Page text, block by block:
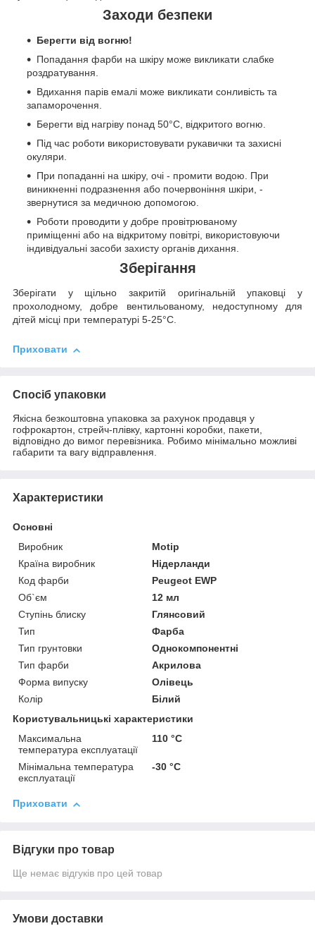
Заходи безпеки
Берегти від вогню!
Попадання фарби на шкіру може викликати слабке
роздратування.
Вдихання парів емалі може викликати сонливість та
запаморочення.
Берегти від нагріву понад 50°C, відкритого вогню.
Під час роботи використовувати рукавички та захисні
окуляри.
При попаданні на шкіру, очі - промити водою. При
виникненні подразнення або почервоніння шкіри, -
звернутися за медичною допомогою.
Роботи проводити у добре провітрюваному
приміщенні або на відкритому повітрі, використовуючи
індивідуальні засоби захисту органів дихання.
Зберігання
Зберігати у щільно закритій оригінальній упаковці у
прохолодному, добре вентильованому, недоступному для
дітей місці при температурі 5-25°C.
Приховати
Спосіб упаковки
Якісна безкоштовна упаковка за рахунок продавця у
гофрокартон, стрейч-плівку, картонні коробки, пакети,
відповідно до вимог перевізника. Робимо мінімально можливі
габарити та вагу відправлення.
Характеристики
Основні
Виробник
Motip
Країна виробник
Нідерланди
Код фарби
Peugeot EWP
Об`єм
12 мл
Ступінь блиску
Глянсовий
Тип
Фарба
Тип грунтовки
Однокомпонентні
Тип фарби
Акрилова
Форма випуску
Олівець
Колір
Білий
Користувальницькі характеристики
Максимальна
температура експлуатації
110 °С
Мінімальна температура
експлуатації
-30 °С
Приховати
Відгуки про товар
Ще немає відгуків про цей товар
Умови доставки